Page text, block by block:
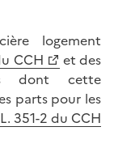
logement
CCH
et des
dont cette
parts pour les
351-2 du CCH